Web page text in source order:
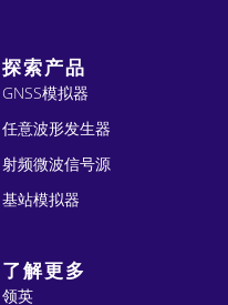
探索产品
GNSS模拟器
任意波形发生器
射频微波信号源
基站模拟器
了解更多
领英